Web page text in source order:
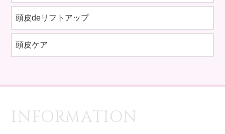
頭皮deリフトアップ
頭皮ケア
INFORMATION